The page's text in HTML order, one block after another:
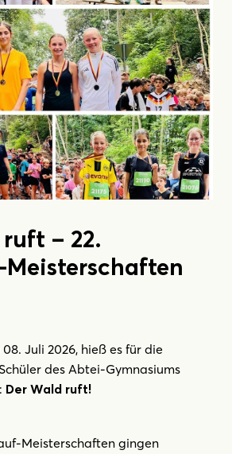
– 22.
Meisterschaften
Juli 2026, hieß es für die
des Abtei-Gymnasiums
Der Wald ruft!
Meisterschaften gingen